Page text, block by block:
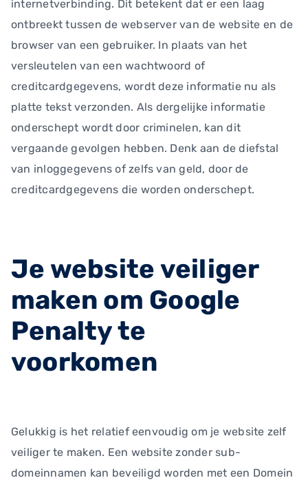
internetverbinding. Dit betekent dat er een laag
ontbreekt tussen de webserver van de website en de
browser van een gebruiker. In plaats van het
versleutelen van een wachtwoord of
creditcardgegevens, wordt deze informatie nu als
platte tekst verzonden. Als dergelijke informatie
onderschept wordt door criminelen, kan dit
vergaande gevolgen hebben. Denk aan de diefstal
van inloggegevens of zelfs van geld, door de
creditcardgegevens die worden onderschept.
Je website veiliger
maken om Google
Penalty te
voorkomen
Gelukkig is het relatief eenvoudig om je website zelf
veiliger te maken. Een website zonder sub-
domeinnamen kan beveiligd worden met een Domein